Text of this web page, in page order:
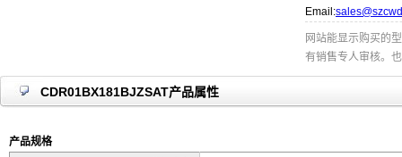
Email:
网站能显示购买的
有销售专人审核。
CDR01BX181BJZSAT产品属性
产品规格